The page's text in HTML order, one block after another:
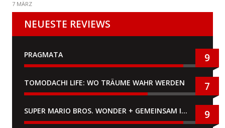
7 MÄRZ
NEUESTE REVIEWS
PRAGMATA 9
TOMODACHI LIFE: WO TRÄUME WAHR WERDEN 7
SUPER MARIO BROS. WONDER + GEMEINSAM IM BELLABEL-PARK 9